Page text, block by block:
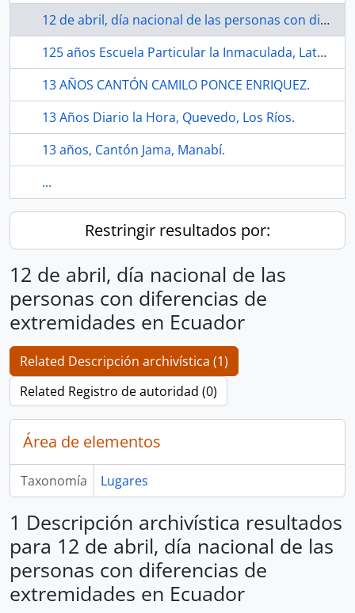
12 de abril, día nacional de las personas con diferencias de extremidades en Ecuador
125 años Escuela Particular la Inmaculada, Latacunga.
13 AÑOS CANTÓN CAMILO PONCE ENRIQUEZ.
13 Años Diario la Hora, Quevedo, Los Ríos.
13 años, Cantón Jama, Manabí.
...
Restringir resultados por:
12 de abril, día nacional de las
personas con diferencias de
extremidades en Ecuador
Related Descripción archivística (1)
Related Registro de autoridad (0)
Área de elementos
Taxonomía Lugares
1 Descripción archivística resultados
para 12 de abril, día nacional de las
personas con diferencias de
extremidades en Ecuador